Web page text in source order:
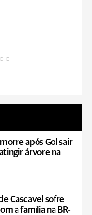
após Gol sair
árvore na
Cascavel sofre
a família na BR-